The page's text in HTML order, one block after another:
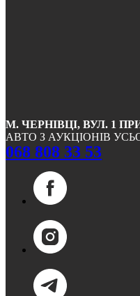
М. ЧЕРНІВЦІ, ВУЛ. 1
АВТО З АУКЦІОНІВ
068 808 33 53